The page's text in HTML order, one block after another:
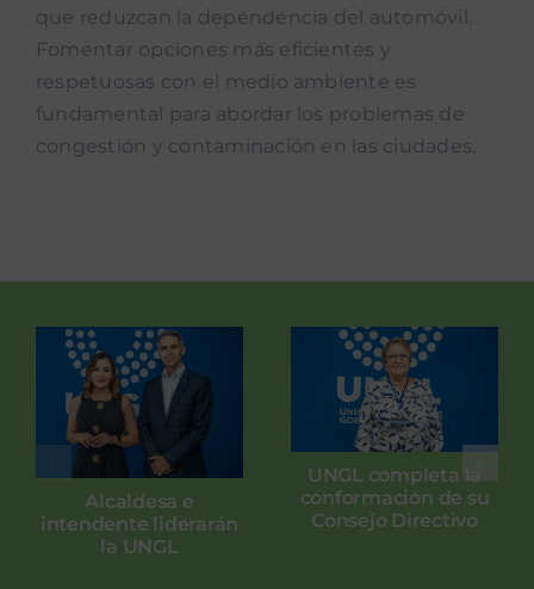
que reduzcan la dependencia del automóvil.
Fomentar opciones más eficientes y
respetuosas con el medio ambiente es
fundamental para abordar los problemas de
congestión y contaminación en las ciudades.
Alcaldesa e
intendente liderarán
la UNGL
UNGL completa la
conformación de su
Consejo Directivo